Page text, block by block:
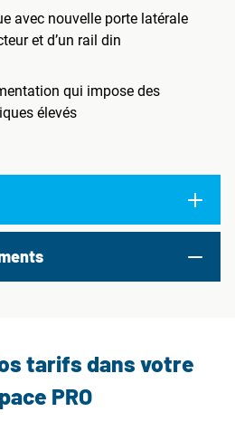
avec nouvelle porte latérale
et d’un rail din
qui impose des
élevés
tarifs dans votre
PRO